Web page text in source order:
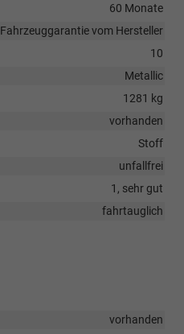
60 Monate
Fahrzeuggarantie vom Hersteller
10
Metallic
1281 kg
vorhanden
Stoff
unfallfrei
1, sehr gut
fahrtauglich
vorhanden